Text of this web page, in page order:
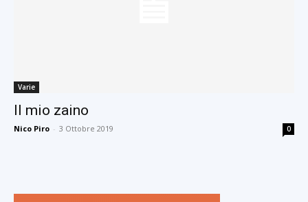
Varie
Il mio zaino
Nico Piro - 3 Ottobre 2019 0